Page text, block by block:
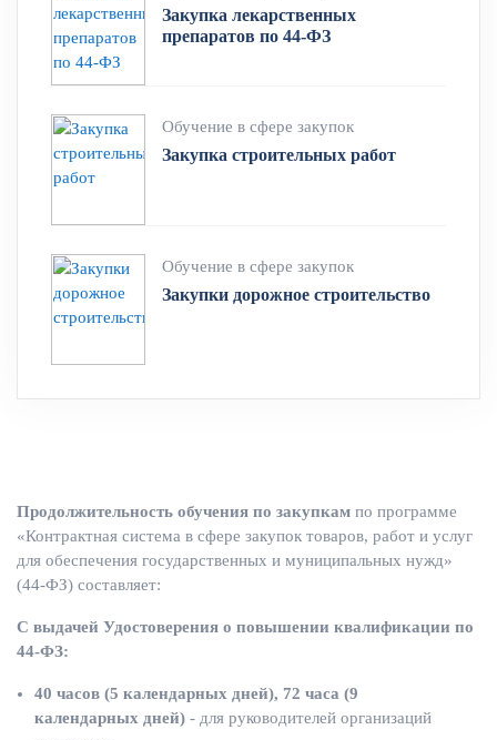
Закупка лекарственных
препаратов по 44-ФЗ
Обучение в сфере закупок
Закупка строительных работ
Обучение в сфере закупок
Закупки дорожное строительство
Продолжительность обучения по закупкам по программе
«Контрактная система в сфере закупок товаров, работ и услуг
для обеспечения государственных и муниципальных нужд»
(44-ФЗ) составляет:
С выдачей Удостоверения о повышении квалификации по
44-ФЗ:
40 часов (5 календарных дней), 72 часа (9
календарных дней) - для руководителей организаций